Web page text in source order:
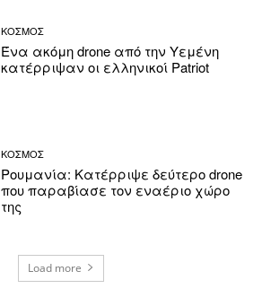
ΚΟΣΜΟΣ
Ένα ακόμη drone από την Υεμένη
κατέρριψαν οι ελληνικοί Patriot
ΚΟΣΜΟΣ
Ρουμανία: Κατέρριψε δεύτερο drone
που παραβίασε τον εναέριο χώρο
της
Load more